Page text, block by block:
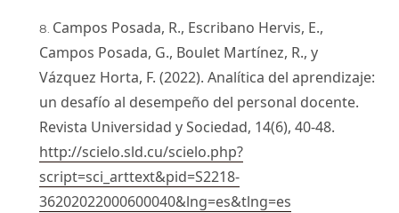
Campos Posada, R., Escribano Hervis, E.,
Campos Posada, G., Boulet Martínez, R., y
Vázquez Horta, F. (2022). Analítica del aprendizaje:
un desafío al desempeño del personal docente.
Revista Universidad y Sociedad, 14(6), 40-48.
http://scielo.sld.cu/scielo.php?
script=sci_arttext&pid=S2218-
36202022000600040&lng=es&tlng=es